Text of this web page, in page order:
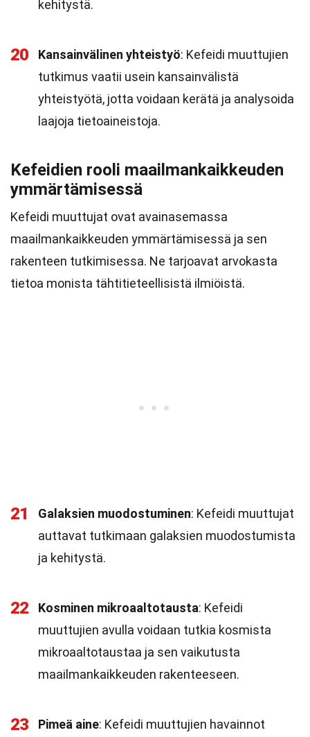
kehitystä.
20 Kansainvälinen yhteistyö: Kefeidi muuttujien
tutkimus vaatii usein kansainvälistä
yhteistyötä, jotta voidaan kerätä ja analysoida
laajoja tietoaineistoja.
Kefeidien rooli maailmankaikkeuden
ymmärtämisessä
Kefeidi muuttujat ovat avainasemassa
maailmankaikkeuden ymmärtämisessä ja sen
rakenteen tutkimisessa. Ne tarjoavat arvokasta
tietoa monista tähtitieteellisistä ilmiöistä.
21 Galaksien muodostuminen: Kefeidi muuttujat
auttavat tutkimaan galaksien muodostumista
ja kehitystä.
22 Kosminen mikroaaltotausta: Kefeidi
muuttujien avulla voidaan tutkia kosmista
mikroaaltotaustaa ja sen vaikutusta
maailmankaikkeuden rakenteeseen.
23 Pimeä aine: Kefeidi muuttujien havainnot